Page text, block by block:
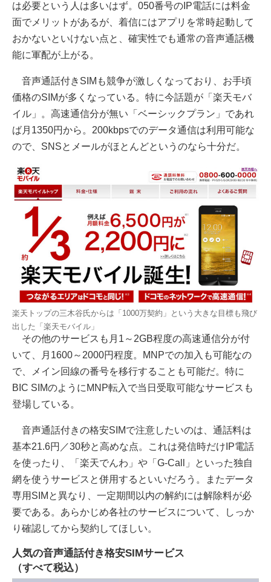
は必要という人は多いはず。050番号のIP電話には料金
面でメリットがあるが、着信にはアプリを常時起動して
おかないといけない点と、確実性でも通常の音声通話機
能に軍配が上がる。
音声通話付きSIMも競争が激しくなっており、お手頃
価格のSIMが多くなっている。特に今話題が「楽天モバ
イル」。高速通信分が無い「ベーシックプラン」であれ
ば月1350円から。200kbpsでのデータ通信は利用可能な
ので、SNSとメールがほとんどというのなら十分だ。
楽天トップの三木谷氏からは「1000万契約」という大きな目標も飛び
出した「楽天モバイル」
その他のサービスも月1～2GB程度の高速通信分が付
いて、月1600～2000円程度。MNPでの加入も可能なの
で、メイン回線の番号を移行することも可能だ。特に
BIC SIMのようにMNP転入で当日受取可能なサービスも
登場している。
音声通話付きの格安SIMで注意したいのは、通話料は
基本21.6円／30秒と高めな点。これは発信時だけIP電話
を使ったり、「楽天でんわ」や「G-Call」といった独自
網を使うサービスと併用するといいだろう。またデータ
専用SIMと異なり、一定期間以内の解約には解除料が必
要である。あらかじめ各社のサービスについて、しっか
り確認してから契約してほしい。
人気の音声通話付き格安SIMサービス
（すべて税込）